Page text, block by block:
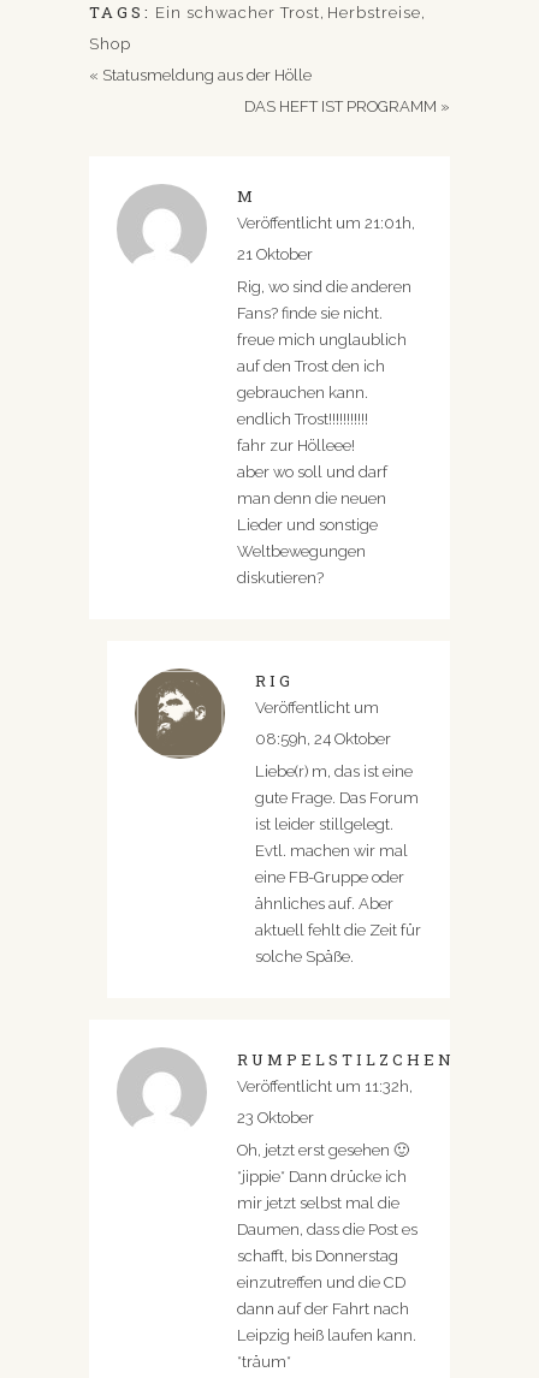
TAGS: Ein schwacher Trost, Herbstreise,
Shop
« Statusmeldung aus der Hölle
DAS HEFT IST PROGRAMM »
M
Veröffentlicht um 21:01h,
21 Oktober
Rig, wo sind die anderen
Fans? finde sie nicht.
freue mich unglaublich
auf den Trost den ich
gebrauchen kann.
endlich Trost!!!!!!!!!!!
fahr zur Hölleee!
aber wo soll und darf
man denn die neuen
Lieder und sonstige
Weltbewegungen
diskutieren?
RIG
Veröffentlicht um
08:59h, 24 Oktober
Liebe(r) m, das ist eine
gute Frage. Das Forum
ist leider stillgelegt.
Evtl. machen wir mal
eine FB-Gruppe oder
ähnliches auf. Aber
aktuell fehlt die Zeit für
solche Späße.
RUMPELSTILZCHEN
Veröffentlicht um 11:32h,
23 Oktober
Oh, jetzt erst gesehen 🙂
*jippie* Dann drücke ich
mir jetzt selbst mal die
Daumen, dass die Post es
schafft, bis Donnerstag
einzutreffen und die CD
dann auf der Fahrt nach
Leipzig heiß laufen kann.
*träum*